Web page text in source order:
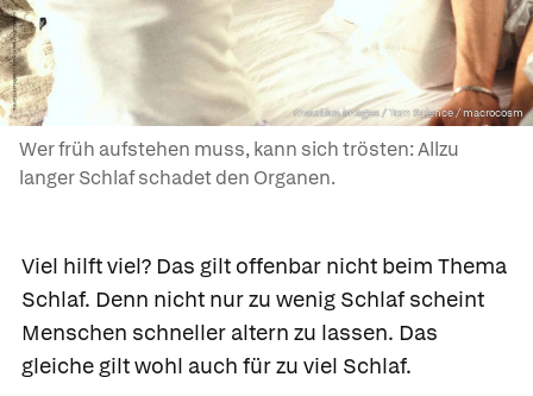
mauritius images / Tom Science / macrocosm
Wer früh aufstehen muss, kann sich trösten: Allzu
langer Schlaf schadet den Organen.
Viel hilft viel? Das gilt offenbar nicht beim Thema
Schlaf. Denn nicht nur zu wenig Schlaf scheint
Menschen schneller altern zu lassen. Das
gleiche gilt wohl auch für zu viel Schlaf.